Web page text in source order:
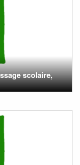
scolaire,